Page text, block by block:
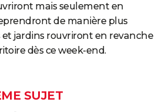
mais seulement en
de manière plus
et jardins rouvriront en revanche
dès ce week-end.
SUJET